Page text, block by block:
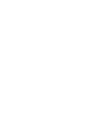
計「8-3 自動
す。 令和2年